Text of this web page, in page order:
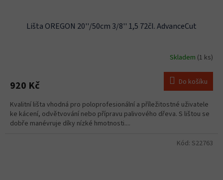
Lišta OREGON 20''/50cm 3/8'' 1,5 72čl. AdvanceCut
Skladem (1 ks)
920 Kč Do košíku
Kvalitní lišta vhodná pro poloprofesionální a příležitostné uživatele
ke kácení, odvětvování nebo přípravu palivového dřeva. S lištou se
dobře manévruje díky nízké hmotnosti....
Kód: S22763